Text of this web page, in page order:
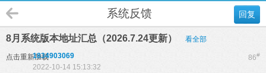
回复
系统反馈
8月系统版本地址汇总（2026.7.24更新） 看全部
点击重新加载 86#
1834903069
2022-10-14 15:13:32